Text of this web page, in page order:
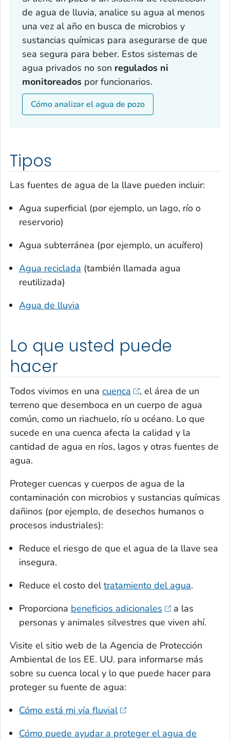
de agua de lluvia, analice su agua al menos
una vez al año en busca de microbios y
sustancias químicas para asegurarse de que
sea segura para beber. Estos sistemas de
agua privados no son regulados ni
monitoreadospor funcionarios.
Cómo analizar el agua de pozo
Tipos
Las fuentes de agua de la llave pueden incluir:
Agua superficial (por ejemplo, un lago, río o
reservorio)
Agua subterránea (por ejemplo, un acuífero)
Agua reciclada (también llamada agua
reutilizada)
Agua de lluvia
Lo que usted puede
hacer
Todos vivimos en una cuenca
, el área de un
terreno que desemboca en un cuerpo de agua
común, como un riachuelo, río u océano. Lo que
sucede en una cuenca afecta la calidad y la
cantidad de agua en ríos, lagos y otras fuentes de
agua.
Proteger cuencas y cuerpos de agua de la
contaminación con microbios y sustancias químicas
dañinos (por ejemplo, de desechos humanos o
procesos industriales):
Reduce el riesgo de que el agua de la llave sea
insegura.
Reduce el costo deltratamiento del agua.
Proporciona beneficios adicionales
a las
personas y animales silvestres que viven ahí.
Visite el sitio web de la Agencia de Protección
Ambiental de los EE. UU. para informarse más
sobre su cuenca local y lo que puede hacer para
proteger su fuente de agua:
Cómo está mi vía fluvial
Cómo puede ayudar a proteger el agua de